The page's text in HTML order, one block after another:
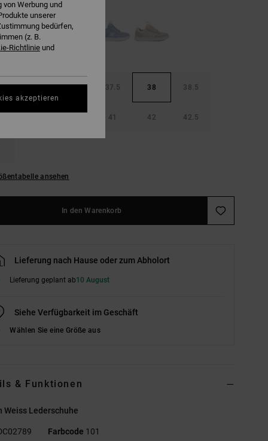
36.5 37 37.5 38 38.5
41 42 42.5
ansehen
In den Warenkorb
Lieferung nach Hause oder zum Abholort
Lieferung geplant ab10 August
Siehe Verfügbarkeit im Geschäft
Wählen Sie eine Größe aus
& Funktionen
Weiss Lederschuhe
Farbcode 101
Werbung und
unserer
bedürfen,
(z. B.
Richtlinie und
akzeptieren